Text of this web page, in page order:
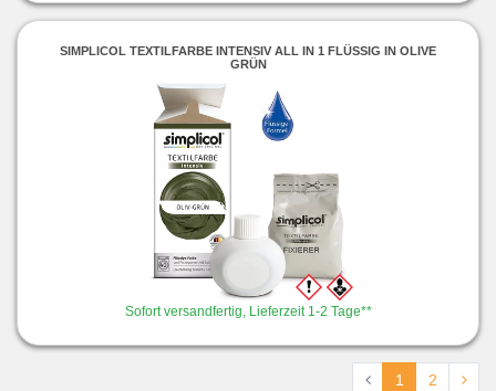
SIMPLICOL TEXTILFARBE INTENSIV ALL IN 1 FLÜSSIG IN OLIVE
GRÜN
Sofort versandfertig, Lieferzeit 1-2 Tage**
1 2